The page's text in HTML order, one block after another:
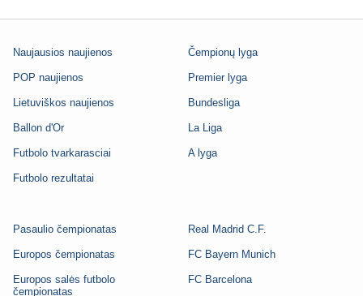
Naujausios naujienos
POP naujienos
Lietuviškos naujienos
Ballon d'Or
Futbolo tvarkarasciai
Futbolo rezultatai
Čempionų lyga
Premier lyga
Bundesliga
La Liga
A lyga
Pasaulio čempionatas
Europos čempionatas
Europos salės futbolo
čempionatas
Real Madrid C.F.
FC Bayern Munich
FC Barcelona